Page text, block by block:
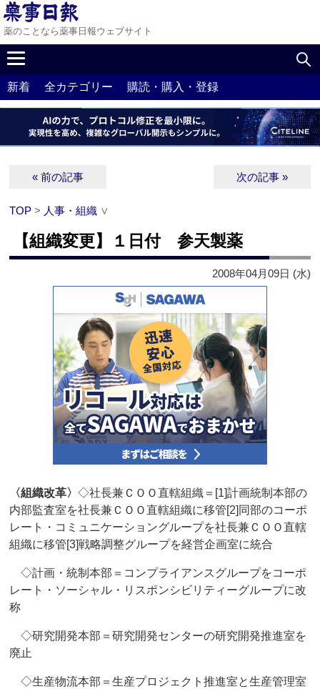
薬のことなら薬事日報ウェブサイト
新着 全カテゴリー 購読・購入・登録
« 前の記事 次の記事 »
TOP > 人事・組織 ∨
【組織変更】１日付 参天製薬
2008年04月09日 (水)
〈組織改革〉◇社長兼ＣＯＯ直轄組織＝[1]計画統制本部の
内部監査室を社長兼ＣＯＯ直轄組織に移管[2]同部のコーポ
レート・コミュニケーショングループを社長兼ＣＯＯ直轄
組織に移管[3]戦略調整グループを経営企画室に統合
◇計画・統制本部＝コンプライアンスグループをコーポ
レート・ソーシャル・リスポンシビリティーグループに改
称
◇研究開発本部＝研究開発センターの研究開発推進室を
廃止
◇生産物流本部＝生産プロジェクト推進室と生産管理室